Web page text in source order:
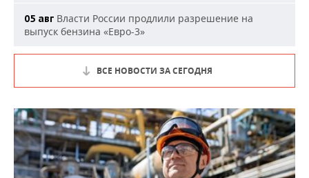
05 авг Власти России продлили разрешение на
выпуск бензина «Евро-3»
ВСЕ НОВОСТИ ЗА СЕГОДНЯ